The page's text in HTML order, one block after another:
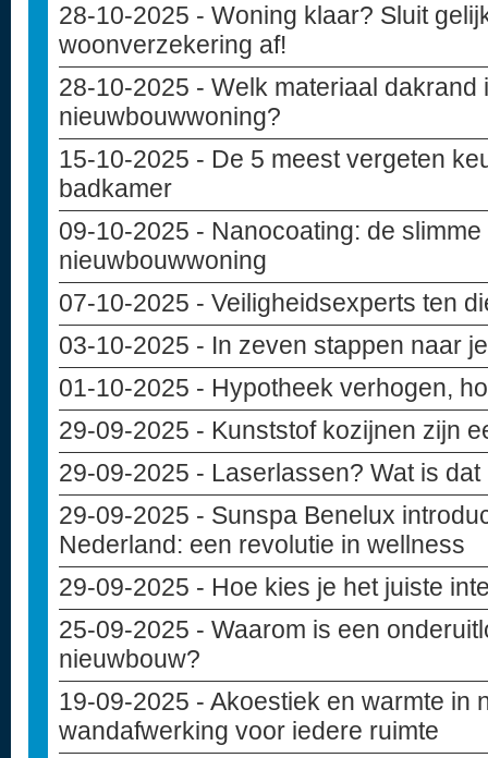
28-10-2025 - Woning klaar? Sluit
woonverzekering af!
28-10-2025 - Welk materiaal dakrand
nieuwbouwwoning?
15-10-2025 - De 5 meest vergeten
badkamer
09-10-2025 - Nanocoating: de
nieuwbouwwoning
07-10-2025 - Veiligheidsexperts ten
03-10-2025 - In zeven stappen naar
01-10-2025 - Hypotheek verhogen,
29-09-2025 - Kunststof kozijnen zijn
29-09-2025 - Laserlassen? Wat is
29-09-2025 - Sunspa Benelux
Nederland: een revolutie in wellness
29-09-2025 - Hoe kies je het juiste
25-09-2025 - Waarom is een
nieuwbouw?
19-09-2025 - Akoestiek en warmte in
wandafwerking voor iedere ruimte